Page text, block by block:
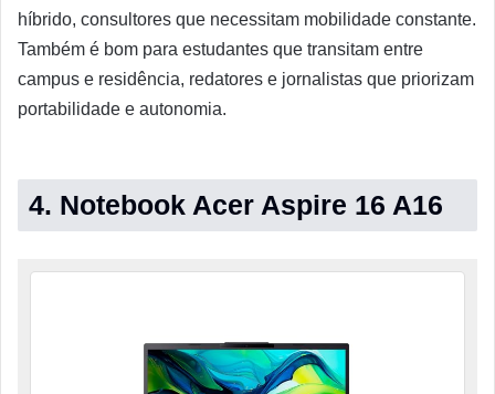
híbrido, consultores que necessitam mobilidade constante.
Também é bom para estudantes que transitam entre
campus e residência, redatores e jornalistas que priorizam
portabilidade e autonomia.
4. Notebook Acer Aspire 16 A16